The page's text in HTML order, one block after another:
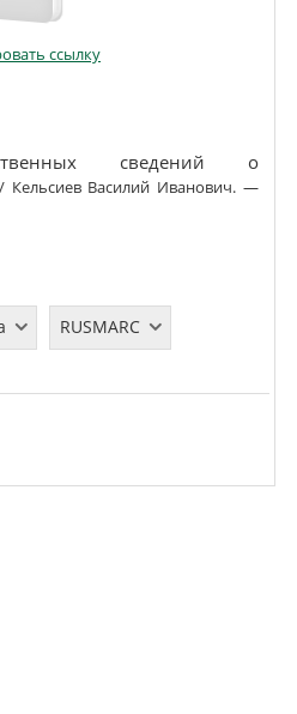
ссылку
сведений о
/ Кельсиев Василий Иванович. —
RUSMARC